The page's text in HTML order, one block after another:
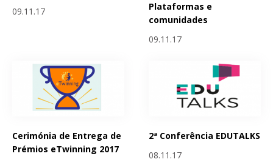
09.11.17
Plataformas e
comunidades
09.11.17
Cerimónia de Entrega de
Prémios eTwinning 2017
2ª Conferência EDUTALKS
08.11.17